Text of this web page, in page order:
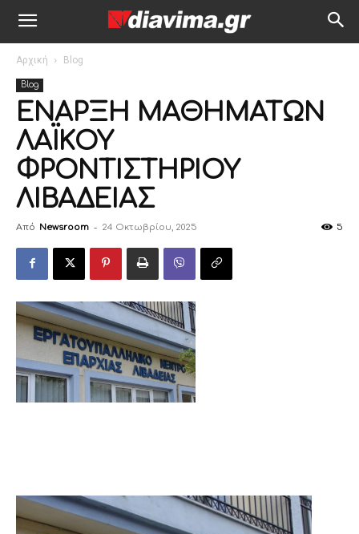
Αρχική Blog
Blog
ΕΝΑΡΞΗ ΜΑΘΗΜΑΤΩΝ
ΛΑΪΚΟΥ
ΦΡΟΝΤΙΣΤΗΡΙΟΥ
ΛΙΒΑΔΕΙΑΣ
Από Newsroom - 24 Οκτωβρίου, 2025 5